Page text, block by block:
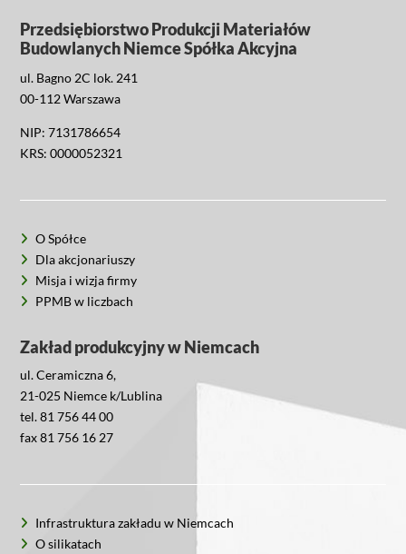
Przedsiębiorstwo Produkcji Materiałów
Budowlanych Niemce Spółka Akcyjna
ul. Bagno 2C lok. 241
00-112 Warszawa
NIP: 7131786654
KRS: 0000052321
O Spółce
Dla akcjonariuszy
Misja i wizja firmy
PPMB w liczbach
Zakład produkcyjny w Niemcach
ul. Ceramiczna 6,
21-025 Niemce k/Lublina
tel. 81 756 44 00
fax 81 756 16 27
Infrastruktura zakładu w Niemcach
O silikatach